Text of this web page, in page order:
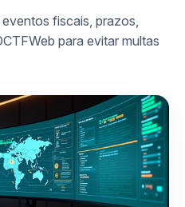
fiscais, prazos,
para evitar multas